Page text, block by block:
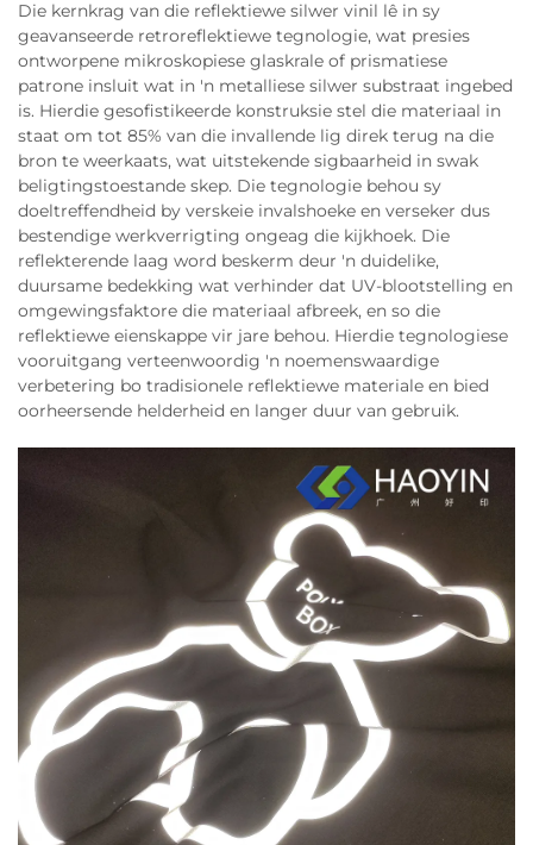
Die kernkrag van die reflektiewe silwer vinil lê in sy
geavanseerde retroreflektiewe tegnologie, wat presies
ontworpene mikroskopiese glaskrale of prismatiese
patrone insluit wat in 'n metalliese silwer substraat ingebed
is. Hierdie gesofistikeerde konstruksie stel die materiaal in
staat om tot 85% van die invallende lig direk terug na die
bron te weerkaats, wat uitstekende sigbaarheid in swak
beligtingstoestande skep. Die tegnologie behou sy
doeltreffendheid by verskeie invalshoeke en verseker dus
bestendige werkverrigting ongeag die kijkhoek. Die
reflekterende laag word beskerm deur 'n duidelike,
duursame bedekking wat verhinder dat UV-blootstelling en
omgewingsfaktore die materiaal afbreek, en so die
reflektiewe eienskappe vir jare behou. Hierdie tegnologiese
vooruitgang verteenwoordig 'n noemenswaardige
verbetering bo tradisionele reflektiewe materiale en bied
oorheersende helderheid en langer duur van gebruik.